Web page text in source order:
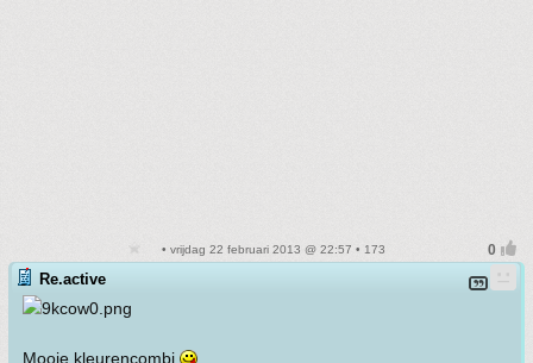
• vrijdag 22 februari 2013 @ 22:57 • 173
Re.active
Mooie kleurencombi